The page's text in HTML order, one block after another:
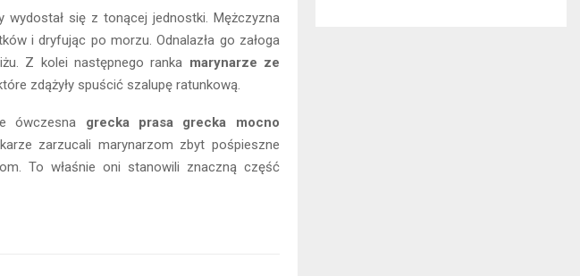
się z tonącej jednostki. Mężczyzna
i dryfując po morzu. Odnalazła go załoga
Z kolei następnego ranka marynarze ze
zdążyły spuścić szalupę ratunkową.
ówczesna grecka prasa grecka mocno
zarzucali marynarzom zbyt pośpieszne
To właśnie oni stanowili znaczną część